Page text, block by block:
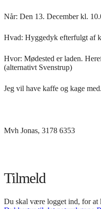
Når: Den 13. December kl.
Hvad: Hyggedyk efterfulgt af
Hvor: Mødested er laden.
(alternativt Svenstrup)
Jeg vil have kaffe og kage med.
Mvh Jonas, 3178 6353
Tilmeld
Du skal være logget ind, for at